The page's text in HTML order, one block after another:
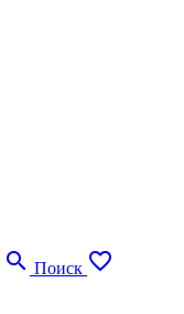
search Поиск favorite_border